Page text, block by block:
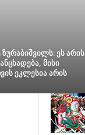
ეს არის
მისი
ეკლესია არის